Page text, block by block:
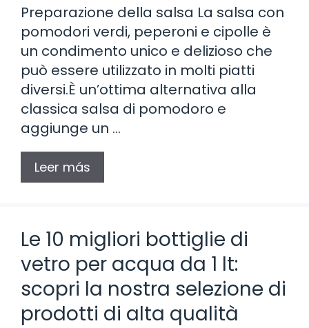
Preparazione della salsa La salsa con
pomodori verdi, peperoni e cipolle è
un condimento unico e delizioso che
può essere utilizzato in molti piatti
diversi.È un’ottima alternativa alla
classica salsa di pomodoro e
aggiunge un …
Leer más
Le 10 migliori bottiglie di
vetro per acqua da 1 lt:
scopri la nostra selezione di
prodotti di alta qualità